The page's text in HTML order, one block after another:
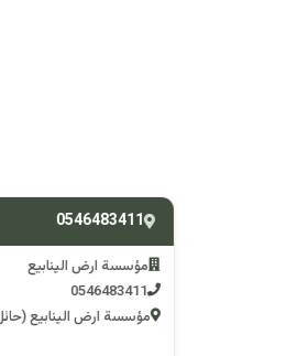
0546483411
مؤسسة ارض الينابيع
0546483411
مؤسسة ارض الينابيع